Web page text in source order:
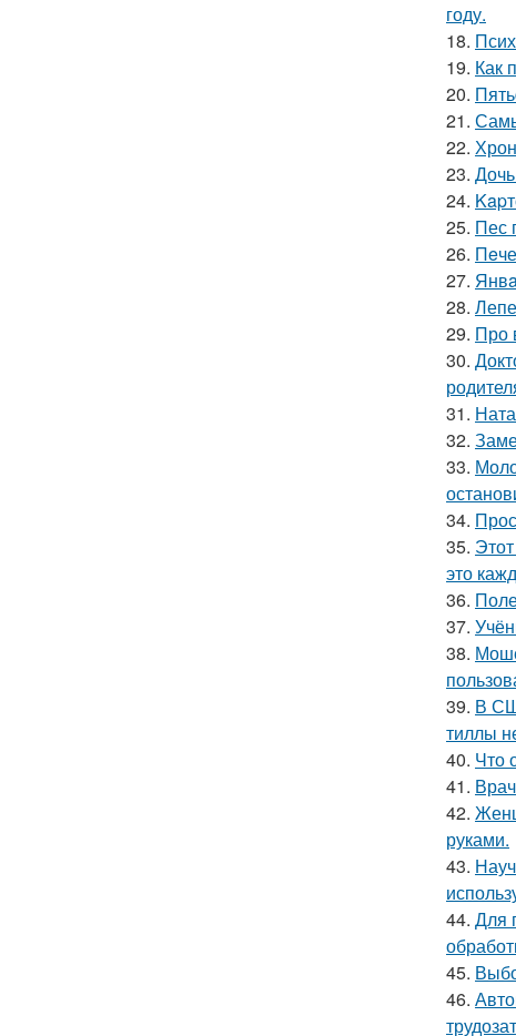
году.
18.
19. Как
20.
21.
22.
23.
24.
25. Пес
26.
27.
28.
29. Про
30.
31.
32.
33.
34.
35.
это
36.
37.
38.
39. В
тиллы
40. Что
41.
42.
руками.
43.
44. Для
45.
46.